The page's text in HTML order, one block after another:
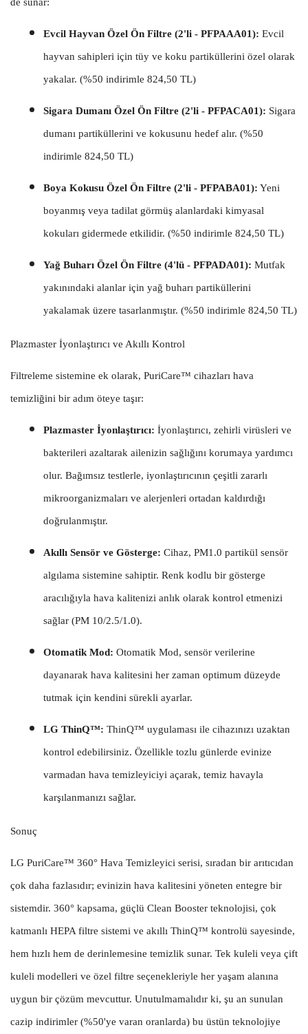
de sunar:
Evcil Hayvan Özel Ön Filtre (2'li - PFPAAA01): Evcil
hayvan sahipleri için tüy ve koku partiküllerini özel olarak
yakalar. (%50 indirimle 824,50 TL)
Sigara Dumanı Özel Ön Filtre (2'li - PFPACA01): Sigara
dumanı partiküllerini ve kokusunu hedef alır. (%50
indirimle 824,50 TL)
Boya Kokusu Özel Ön Filtre (2'li - PFPABA01): Yeni
boyanmış veya tadilat görmüş alanlardaki kimyasal
kokuları gidermede etkilidir. (%50 indirimle 824,50 TL)
Yağ Buharı Özel Ön Filtre (4'lü - PFPADA01): Mutfak
yakınındaki alanlar için yağ buharı partiküllerini
yakalamak üzere tasarlanmıştır. (%50 indirimle 824,50 TL)
Plazmaster İyonlaştırıcı ve Akıllı Kontrol
Filtreleme sistemine ek olarak, PuriCare™ cihazları hava
temizliğini bir adım öteye taşır:
Plazmaster İyonlaştırıcı: İyonlaştırıcı, zehirli virüsleri ve
bakterileri azaltarak ailenizin sağlığını korumaya yardımcı
olur. Bağımsız testlerle, iyonlaştırıcının çeşitli zararlı
mikroorganizmaları ve alerjenleri ortadan kaldırdığı
doğrulanmıştır.
Akıllı Sensör ve Gösterge: Cihaz, PM1.0 partikül sensör
algılama sistemine sahiptir. Renk kodlu bir gösterge
aracılığıyla hava kalitenizi anlık olarak kontrol etmenizi
sağlar (PM 10/2.5/1.0).
Otomatik Mod: Otomatik Mod, sensör verilerine
dayanarak hava kalitesini her zaman optimum düzeyde
tutmak için kendini sürekli ayarlar.
LG ThinQ™: ThinQ™ uygulaması ile cihazınızı uzaktan
kontrol edebilirsiniz. Özellikle tozlu günlerde evinize
varmadan hava temizleyiciyi açarak, temiz havayla
karşılanmanızı sağlar.
Sonuç
LG PuriCare™ 360° Hava Temizleyici serisi, sıradan bir arıtıcıdan
çok daha fazlasıdır; evinizin hava kalitesini yöneten entegre bir
sistemdir. 360° kapsama, güçlü Clean Booster teknolojisi, çok
katmanlı HEPA filtre sistemi ve akıllı ThinQ™ kontrolü sayesinde,
hem hızlı hem de derinlemesine temizlik sunar. Tek kuleli veya çift
kuleli modelleri ve özel filtre seçenekleriyle her yaşam alanına
uygun bir çözüm mevcuttur. Unutulmamalıdır ki, şu an sunulan
cazip indirimler (%50'ye varan oranlarda) bu üstün teknolojiye